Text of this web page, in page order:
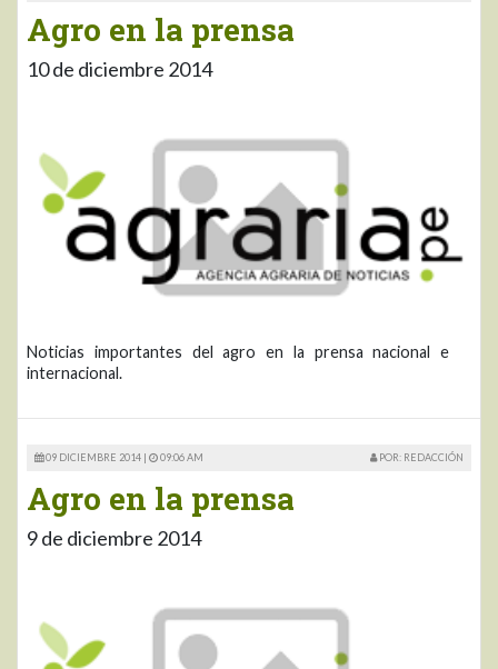
Agro en la prensa
10 de diciembre 2014
Noticias importantes del agro en la prensa nacional e
internacional.
09 DICIEMBRE 2014 | 09:06 AM POR: REDACCIÓN
Agro en la prensa
9 de diciembre 2014